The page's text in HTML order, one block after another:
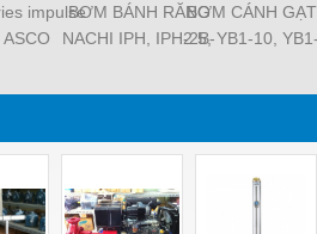
impulse
ASCO
ASCO
ASCO
BƠM BÁNH RĂNG
NACHI IPH, IPH-2B-
IPH-2A-5-11, IPH-5A-
IPH-5B-50-LT-11, IPH-
100-L-11, IPH-5A-40-
11
BƠM CÁNH
2.5, YB1-10,
100/16 YB1-
YB1-40/12 YB1-